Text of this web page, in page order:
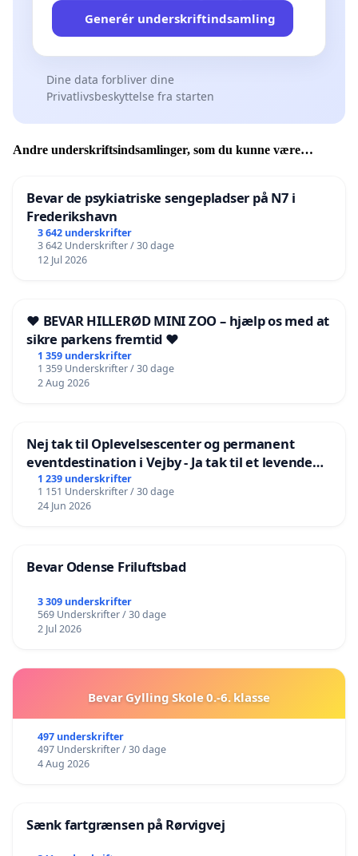
Generér underskriftindsamling
Dine data forbliver dine
Privatlivsbeskyttelse fra starten
Andre underskriftsindsamlinger, som du kunne være
Bevar de psykiatriske sengepladser på N7 i
Frederikshavn
3 642 underskrifter
3 642 Underskrifter / 30 dage
12 Jul 2026
❤️ BEVAR HILLERØD MINI ZOO – hjælp os med at
sikre parkens fremtid ❤️
1 359 underskrifter
1 359 Underskrifter / 30 dage
2 Aug 2026
Nej tak til Oplevelsescenter og permanent
eventdestination i Vejby - Ja tak til et levende
lokalområde i balance
1 239 underskrifter
1 151 Underskrifter / 30 dage
24 Jun 2026
Bevar Odense Friluftsbad
3 309 underskrifter
569 Underskrifter / 30 dage
2 Jul 2026
Bevar Gylling Skole 0.-6. klasse
497 underskrifter
497 Underskrifter / 30 dage
4 Aug 2026
Sænk fartgrænsen på Rørvigvej